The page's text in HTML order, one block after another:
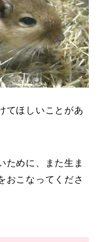
てほしいことがあ
ために、また生ま
おこなってくださ